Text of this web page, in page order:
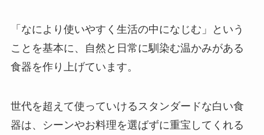
「なにより使いやすく生活の中になじむ」という
ことを基本に、自然と日常に馴染む温かみがある
食器を作り上げています。
世代を超えて使っていけるスタンダードな白い食
器は、シーンやお料理を選ばずに重宝してくれる